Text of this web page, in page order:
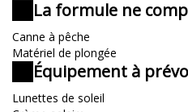
La formule ne
Canne à pêche
Matériel de plongée
Équipement à
Lunettes de soleil